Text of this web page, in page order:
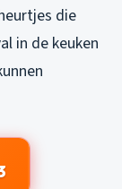
die
in de keuken